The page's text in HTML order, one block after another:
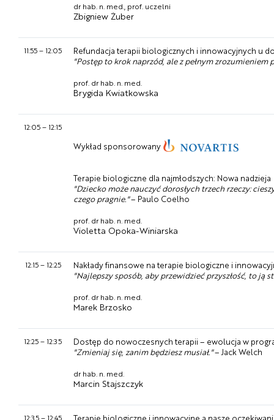
dr hab. n. med., prof. uczelni
Zbigniew Żuber
11:55– 12:05
Refundacja terapii biologicznych i innowacyjnych u
"Postęp to krok naprzód, ale z pełnym zrozumieniem
prof. dr hab. n. med.
Brygida Kwiatkowska
12:05– 12:15
Wykład sponsorowany
Terapie biologiczne dla najmłodszych: Nowa nadzieja
"Dziecko może nauczyć dorosłych trzech rzeczy:
czego pragnie."– Paulo Coelho
prof. dr hab. n. med.
Violetta Opoka-Winiarska
12:15– 12:25
Nakłady finansowe na terapie biologiczne i
"Najlepszy sposób, aby przewidzieć przyszłość, to ją
prof. dr hab. n. med.
Marek Brzosko
12:25– 12:35
Dostęp do nowoczesnych terapii – ewolucja w
"Zmieniaj się, zanim będziesz musiał."– Jack Welch
dr hab. n. med.
Marcin Stajszczyk
12:35– 12:45
Terapie biologiczne i innowacyjne a nasze